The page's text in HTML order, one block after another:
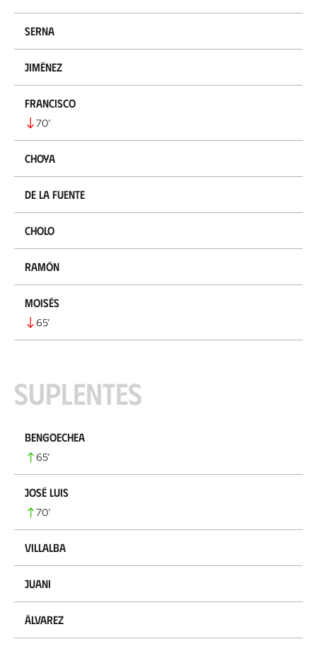
Serna
Jiménez
Francisco
70’
Choya
De la Fuente
Cholo
Ramón
Moisés
65’
Suplentes
Bengoechea
65’
José Luis
70’
Villalba
Juani
Álvarez